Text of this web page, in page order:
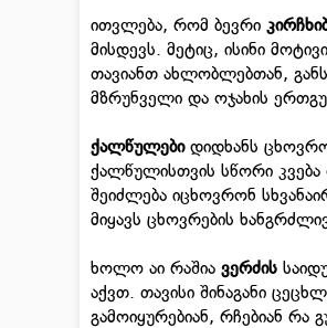
ითვლება, რომ ბევრი
მისდევს. მეტიც, ისინი
თავიანთ ახლობლებთან,
მზრუნველი და ოჯახის
ქალწულები დიდხანს
ქალწულისთვის სწორი
შეიძლება იცხოვრონ
მიყავს ცხოვრების
ხოლო აი რაშია ვერძის
აქვთ. თავისი შინაგანი
გამოიყურებიან, რჩებიან რა